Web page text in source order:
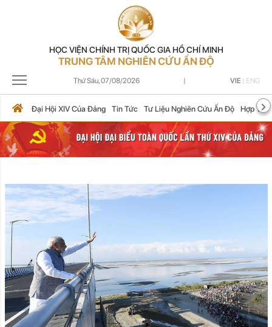
HỌC VIỆN CHÍNH TRỊ QUỐC GIA HỒ CHÍ MINH
TRUNG TÂM NGHIÊN CỨU ẤN ĐỘ
Thứ Sáu,07/08/2026 | VIE ENG
Đại Hội XIV Của Đảng Tin Tức Tư Liệu Nghiên Cứu Ấn Độ Hợp Tác